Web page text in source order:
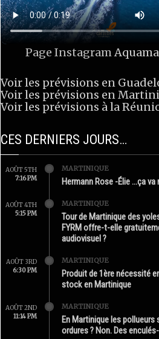
Page Instagram
Voir les prévisions en
Voir les prévisions en
Voir les prévisions à la
CES DERNIERS JOURS…
AOÛT 5TH
7:16 PM
MARTINIQUE
Hermann Rose -Élie …ça va
AOÛT 4TH
5:15 PM
MARTINIQUE
Tour de Martinique des
FYRM offre-t-elle
audiovisuel ?
AOÛT 3RD
6:30 PM
MARTINIQUE
Produit de 1ère nécessité
stock en Martinique
AOÛT 2ND
11:14 PM
MARTINIQUE
En Martinique les pollueurs
ordures ? Non. Des